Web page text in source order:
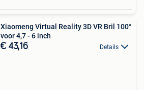
Xiaomeng Virtual Reality 3D VR Bril 100°
voor 4,7 - 6 inch
€ 43,16 Details